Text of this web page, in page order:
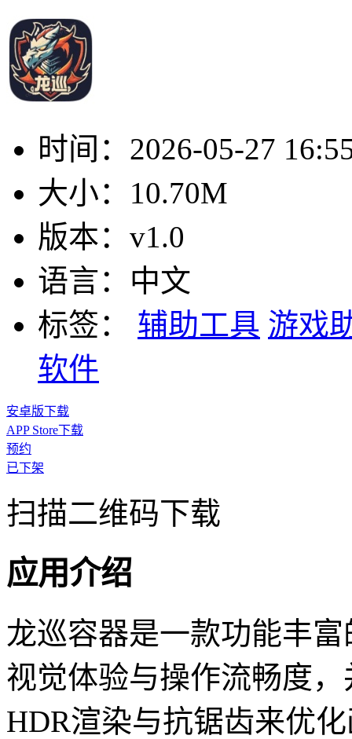
时间： 2026-05-27
大小： 10.70M
版本： v1.0
语言： 中文
标签：
辅助工具 游戏
软件
安卓版下载
APP Store下载
预约
已下架
扫描二维码下载
应用介绍
龙巡容器是一款功能丰富
视觉体验与操作流畅度
HDR渲染与抗锯齿来优